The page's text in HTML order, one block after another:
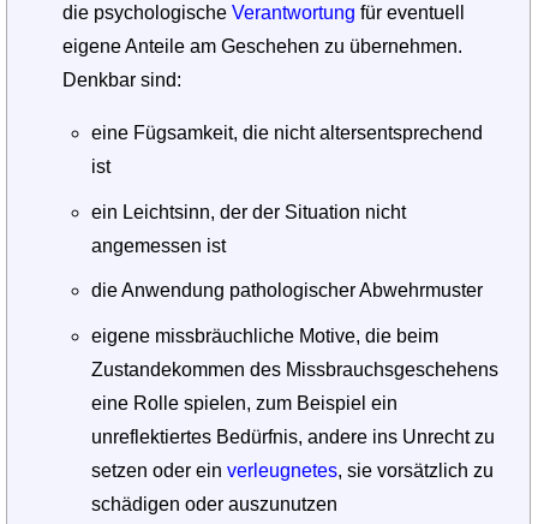
die psychologischeVerantwortung für eventuell
eigene Anteile am Geschehen zu übernehmen.
Denkbar sind:
eine Fügsamkeit, die nicht altersentsprechend
ist
ein Leichtsinn, der der Situation nicht
angemessen ist
die Anwendung pathologischer Abwehrmuster
eigene missbräuchliche Motive, die beim
Zustandekommen des Missbrauchsgeschehens
eine Rolle spielen, zum Beispiel ein
unreflektiertes Bedürfnis, andere ins Unrecht zu
setzen oder einverleugnetes, sie vorsätzlich zu
schädigen oder auszunutzen